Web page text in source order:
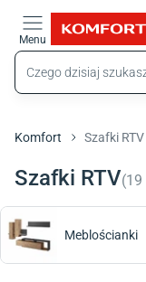
Menu
Komfort Szafki RTV
Szafki RTV(19
Meblościanki